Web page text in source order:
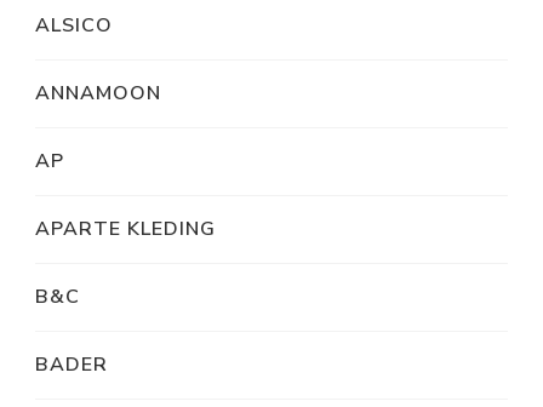
ALSICO
ANNAMOON
AP
APARTE KLEDING
B&C
BADER